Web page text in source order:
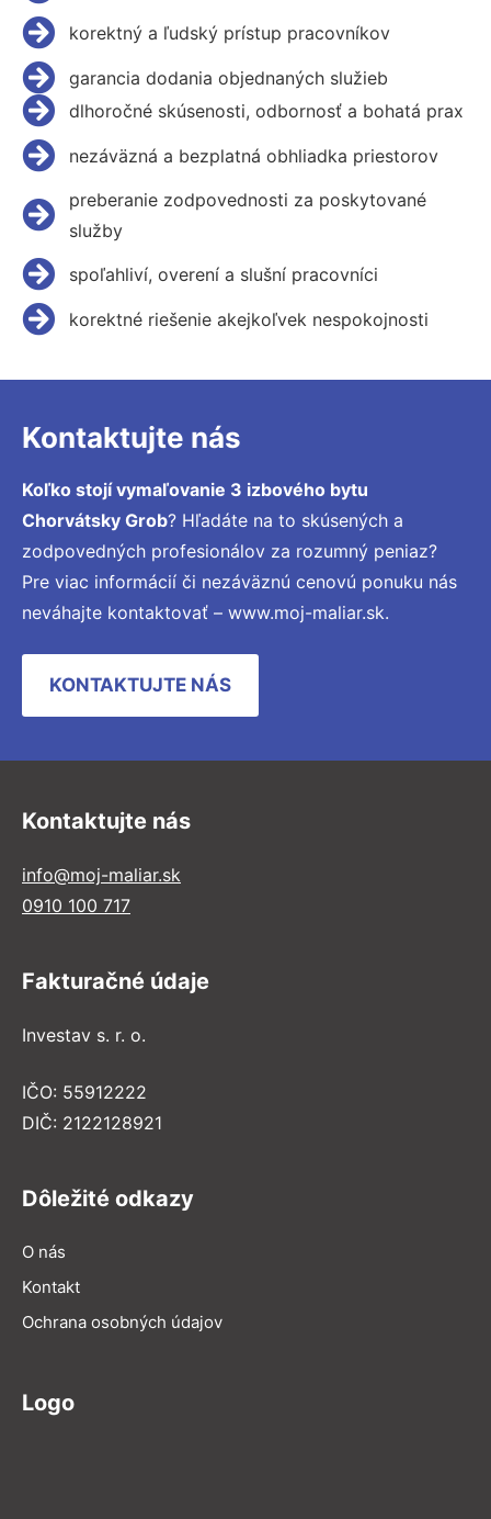
korektný a ľudský prístup pracovníkov
garancia dodania objednaných služieb
dlhoročné skúsenosti, odbornosť a bohatá prax
nezáväzná a bezplatná obhliadka priestorov
preberanie zodpovednosti za poskytované
služby
spoľahliví, overení a slušní pracovníci
korektné riešenie akejkoľvek nespokojnosti
Kontaktujte nás
Koľko stojí vymaľovanie 3 izbového bytu
Chorvátsky Grob? Hľadáte na to skúsených a
zodpovedných profesionálov za rozumný peniaz?
Pre viac informácií či nezáväznú cenovú ponuku nás
neváhajte kontaktovať – www.moj-maliar.sk.
KONTAKTUJTE NÁS
Kontaktujte nás
info@moj-maliar.sk
0910 100 717
Fakturačné údaje
Investav s. r. o.
IČO: 55912222
DIČ: 2122128921
Dôležité odkazy
O nás
Kontakt
Ochrana osobných údajov
Logo